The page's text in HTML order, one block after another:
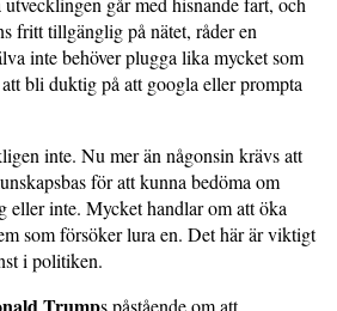
fritt tillgänglig på nätet, råder en
inte behöver plugga lika mycket som
bli duktig på att googla eller prompta
inte. Nu mer än någonsin krävs att
för att kunna bedöma om
eller inte. Mycket handlar om att öka
som försöker lura en. Det här är viktigt
i politiken.
s påstående om att